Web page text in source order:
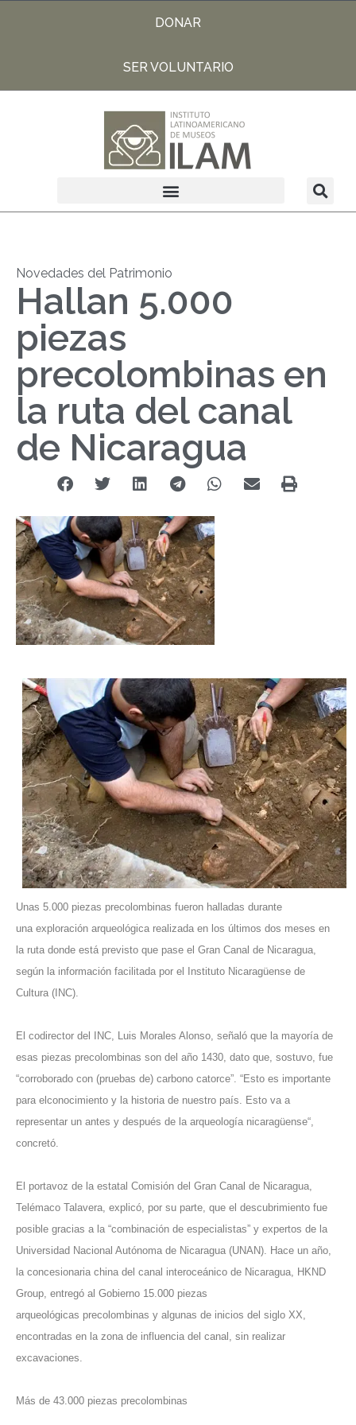
DONAR
SER VOLUNTARIO
Novedades del Patrimonio
Hallan 5.000
piezas
precolombinas en
la ruta del canal
de Nicaragua
Unas 5.000 piezas precolombinas fueron halladas durante
una exploración arqueológica realizada en los últimos dos meses en
la ruta donde está previsto que pase el Gran Canal de Nicaragua,
según la información facilitada por el Instituto Nicaragüense de
Cultura (INC).
El codirector del INC, Luis Morales Alonso, señaló que la mayoría de
esas piezas precolombinas son del año 1430, dato que, sostuvo, fue
“corroborado con (pruebas de) carbono catorce”. “Esto es importante
para elconocimiento y la historia de nuestro país. Esto va a
representar un antes y después de la arqueología nicaragüense“,
concretó.
El portavoz de la estatal Comisión del Gran Canal de Nicaragua,
Telémaco Talavera, explicó, por su parte, que el descubrimiento fue
posible gracias a la “combinación de especialistas” y expertos de la
Universidad Nacional Autónoma de Nicaragua (UNAN). Hace un año,
la concesionaria china del canal interoceánico de Nicaragua, HKND
Group, entregó al Gobierno 15.000 piezas
arqueológicas precolombinas y algunas de inicios del siglo XX,
encontradas en la zona de influencia del canal, sin realizar
excavaciones.
Más de 43.000 piezas precolombinas